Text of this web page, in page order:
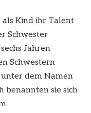
Kind ihr Talent
Schwester
Jahren
Schwestern
dem Namen
benannten sie sich